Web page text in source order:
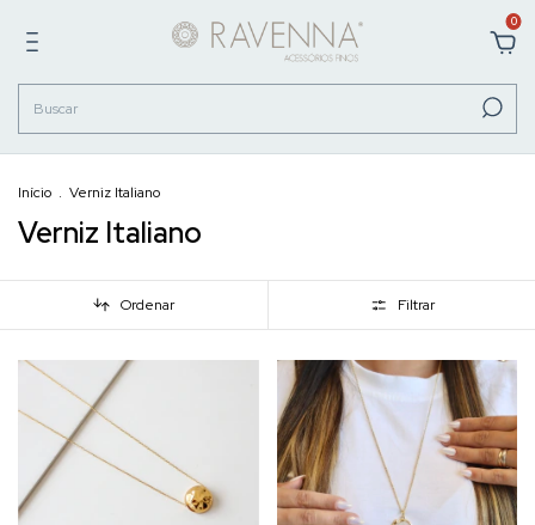
0
Início . Verniz Italiano
Verniz Italiano
Ordenar Filtrar